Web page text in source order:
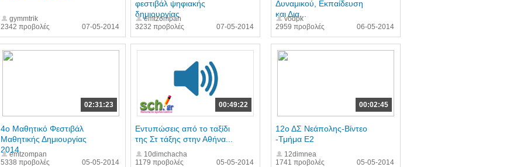
2342 προβολές
gymmtrik
07-05-2014
3232 προβολές
φεστιβάλ ψηφιακής
δημιουργίας
emtzompan
07-05-2014
2959 προβολές
Δυναμικού, Εκπαίδευση
και Δια...
vodpk
06-05-2014
02:31:23
5338 προβολές
4o Μαθητικό Φεστιβάλ
Μαθητικής Δημιουργίας
2014emtzompan
05-05-2014
00:49:22
1179 προβολές
Εντυπώσεις από το ταξίδι
της Στ τάξης στην Αθήνα...
10dimchacha
05-05-2014
00:02:45
1741 προβολές
12ο ΔΣ Νεάπολης-Βίντεο
-Τμήμα Ε2
12dimnea
05-05-2014